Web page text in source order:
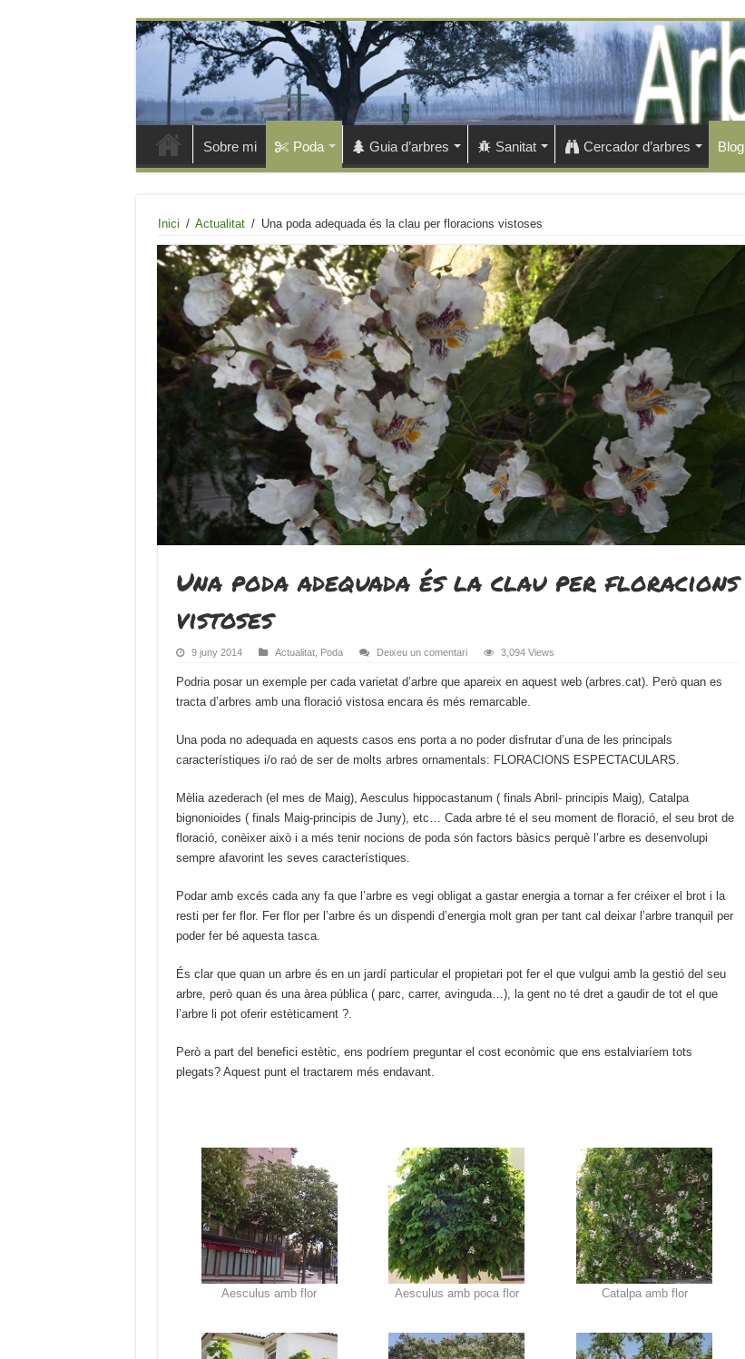
Sobre mi Poda Guia d’arbres Sanitat Cercador d’arbres Blog
Inici / Actualitat / Una poda adequada és la clau per floracions vistoses
Una poda adequada és la clau per floracions
vistoses
9 juny 2014 Actualitat, Poda Deixeu un comentari 3,094 Views
Podria posar un exemple per cada varietat d’arbre que apareix en aquest web (arbres.cat). Però quan es
tracta d’arbres amb una floració vistosa encara és més remarcable.
Una poda no adequada en aquests casos ens porta a no poder disfrutar d’una de les principals
característiques i/o raó de ser de molts arbres ornamentals: FLORACIONS ESPECTACULARS.
Mèlia azederach (el mes de Maig), Aesculus hippocastanum ( finals Abril- principis Maig), Catalpa
bignonioides ( finals Maig-principis de Juny), etc… Cada arbre té el seu moment de floració, el seu brot de
floració, conèixer això i a més tenir nocions de poda són factors bàsics perquè l’arbre es desenvolupi
sempre afavorint les seves característiques.
Podar amb excés cada any fa que l’arbre es vegi obligat a gastar energia a tornar a fer créixer el brot i la
resti per fer flor. Fer flor per l’arbre és un dispendi d’energia molt gran per tant cal deixar l’arbre tranquil per
poder fer bé aquesta tasca.
És clar que quan un arbre és en un jardí particular el propietari pot fer el que vulgui amb la gestió del seu
arbre, però quan és una àrea pública ( parc, carrer, avinguda…), la gent no té dret a gaudir de tot el que
l’arbre li pot oferir estèticament ?.
Però a part del benefici estètic, ens podríem preguntar el cost econòmic que ens estalviaríem tots
plegats? Aquest punt el tractarem més endavant.
Aesculus amb flor Aesculus amb poca flor Catalpa amb flor